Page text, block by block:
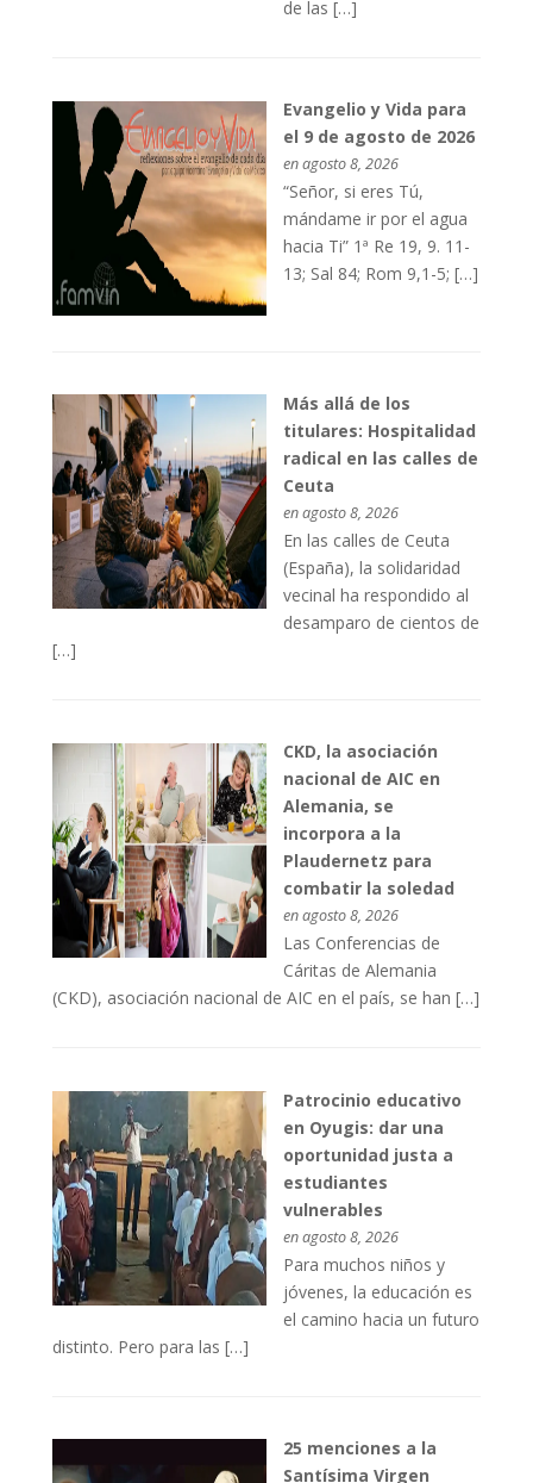
de las […]
Evangelio y Vida para
el 9 de agosto de 2026
en agosto 8, 2026
“Señor, si eres Tú,
mándame ir por el agua
hacia Ti” 1ª Re 19, 9. 11-
13; Sal 84; Rom 9,1-5; […]
Más allá de los
titulares: Hospitalidad
radical en las calles de
Ceuta
en agosto 8, 2026
En las calles de Ceuta
(España), la solidaridad
vecinal ha respondido al
desamparo de cientos de
[…]
CKD, la asociación
nacional de AIC en
Alemania, se
incorpora a la
Plaudernetz para
combatir la soledad
en agosto 8, 2026
Las Conferencias de
Cáritas de Alemania
(CKD), asociación nacional de AIC en el país, se han […]
Patrocinio educativo
en Oyugis: dar una
oportunidad justa a
estudiantes
vulnerables
en agosto 8, 2026
Para muchos niños y
jóvenes, la educación es
el camino hacia un futuro
distinto. Pero para las […]
25 menciones a la
Santísima Virgen